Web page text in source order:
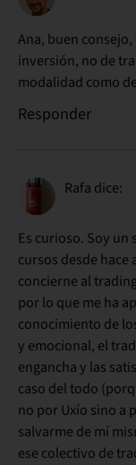
Ana, buen
inversión, no de
modalidad como
Responder
Rafa dice:
Es curioso. Soy un
cursos desde
concierne al
por lo que me ha
conocimiento de
y emocional, el
engancha y las
caso del todo
no por Uxío sino a
salvarme de mí
ese colectivo de